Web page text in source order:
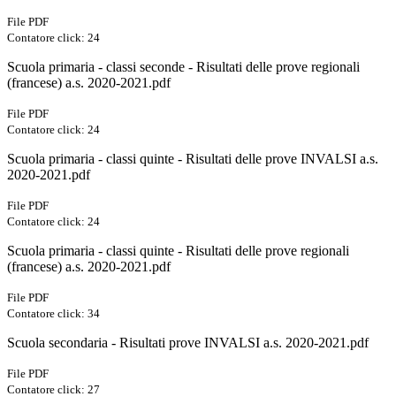
File PDF
Contatore click: 24
Scuola primaria - classi seconde - Risultati delle prove regionali
(francese) a.s. 2020-2021.pdf
File PDF
Contatore click: 24
Scuola primaria - classi quinte - Risultati delle prove INVALSI a.s.
2020-2021.pdf
File PDF
Contatore click: 24
Scuola primaria - classi quinte - Risultati delle prove regionali
(francese) a.s. 2020-2021.pdf
File PDF
Contatore click: 34
Scuola secondaria - Risultati prove INVALSI a.s. 2020-2021.pdf
File PDF
Contatore click: 27